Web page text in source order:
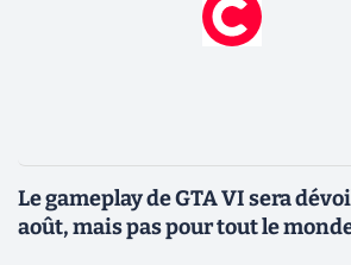
Le gameplay de GTA VI sera
août, mais pas pour tout le